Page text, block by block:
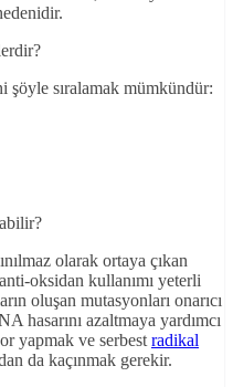
şöyle sıralamak mümkündür:
olarak ortaya çıkan
oksidan kullanımı yeterli
oluşan mutasyonları onarıcı
hasarını azaltmaya yardımcı
yapmak ve serbest radikal
da kaçınmak gerekir.